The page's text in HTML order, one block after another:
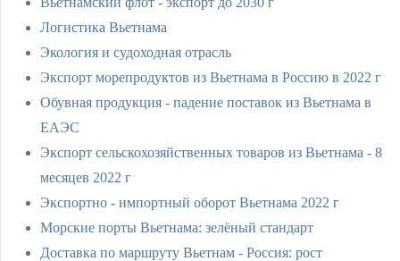
Логистика Вьетнама
Экология и судоходная отрасль
Экспорт морепродуктов из Вьетнама в Россию в 2022 г
Обувная продукция - падение поставок из Вьетнама в
ЕАЭС
Экспорт сельскохозяйственных товаров из Вьетнама - 8
месяцев 2022 г
Экспортно - импортный оборот Вьетнама 2022 г
Морские порты Вьетнама: зелёный стандарт
Доставка по маршруту Вьетнам - Россия: рост